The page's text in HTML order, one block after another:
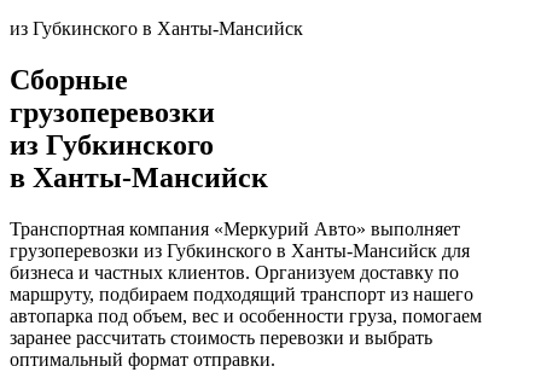
из Губкинского в Ханты-Мансийск
Сборные
грузоперевозки
из Губкинского
в Ханты-Мансийск
Транспортная компания «Меркурий Авто» выполняет
грузоперевозки из Губкинского в Ханты-Мансийск для
бизнеса и частных клиентов. Организуем доставку по
маршруту, подбираем подходящий транспорт из нашего
автопарка под объем, вес и особенности груза, помогаем
заранее рассчитать стоимость перевозки и выбрать
оптимальный формат отправки.